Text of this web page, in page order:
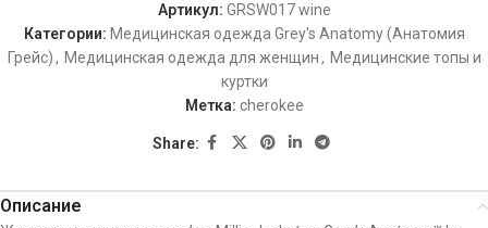
Артикул: GRSW017 wine
Категории: Медицинская одежда Grey's Anatomy (Анатомия
Грейс), Медицинская одежда для женщин, Медицинские топы и
куртки
Метка: cherokee
Share:
Описание